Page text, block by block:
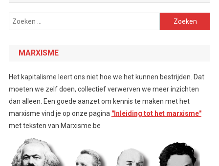
Zoeken
naar:
MARXISME
Het kapitalisme leert ons niet hoe we het kunnen bestrijden. Dat
moeten we zelf doen, collectief verwerven we meer inzichten
dan alleen. Een goede aanzet om kennis te maken met het
marxisme vind je op onze pagina "Inleiding tot het marxisme"
met teksten van Marxisme.be